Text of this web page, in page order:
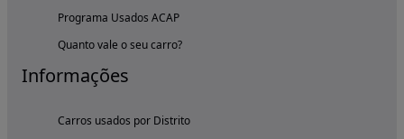
Programa Usados ACAP
Quanto vale o seu carro?
Informações
Carros usados por Distrito